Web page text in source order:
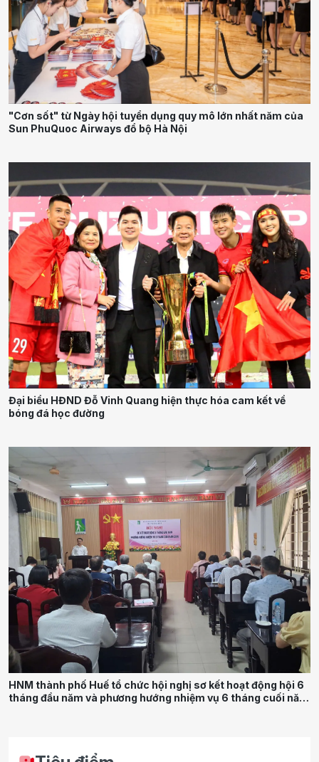
"Cơn sốt" từ Ngày hội tuyển dụng quy mô lớn nhất năm của
Sun PhuQuoc Airways đổ bộ Hà Nội
Đại biểu HĐND Đỗ Vinh Quang hiện thực hóa cam kết về
bóng đá học đường
HNM thành phố Huế tổ chức hội nghị sơ kết hoạt động hội 6
tháng đầu năm và phương hướng nhiệm vụ 6 tháng cuối năm